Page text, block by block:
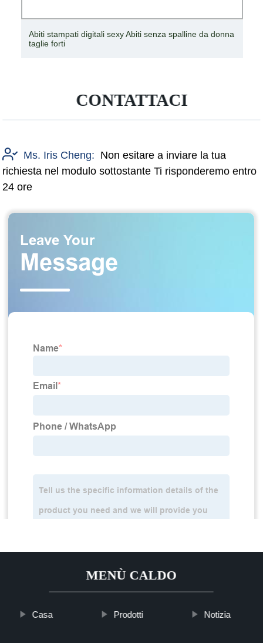
Abiti stampati digitali sexy Abiti senza spalline da donna
taglie forti
CONTATTACI
Ms. Iris Cheng: Non esitare a inviare la tua
richiesta nel modulo sottostante Ti risponderemo entro
24 ore
MENÙ CALDO
Casa Prodotti Notizia